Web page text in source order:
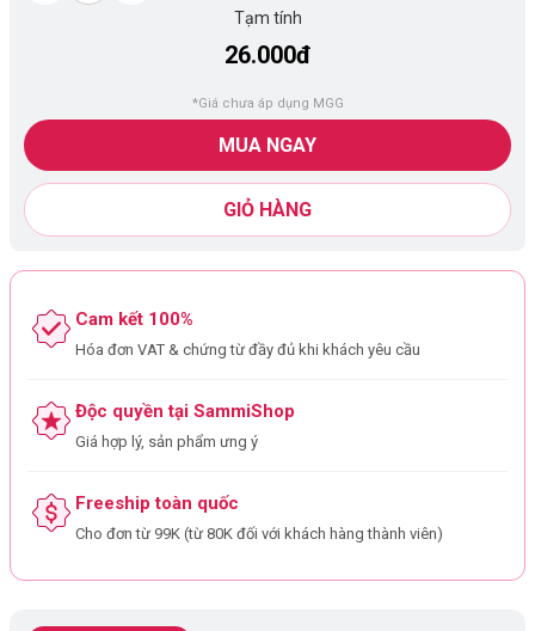
Tạm tính
26.000đ
*Giá chưa áp dụng MGG
MUA NGAY
GIỎ HÀNG
Cam kết 100%
Hóa đơn VAT & chứng từ đầy đủ khi khách yêu cầu
Độc quyền tại SammiShop
Giá hợp lý, sản phẩm ưng ý
Freeship toàn quốc
Cho đơn từ 99K (từ 80K đối với khách hàng thành viên)